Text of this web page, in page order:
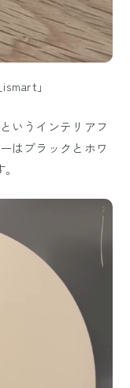
」
いうインテリアフ
はブラックとホワ